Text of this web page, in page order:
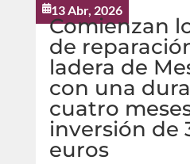
13 Abr, 2026
Comienzan
de
ladera de
con una
cuatro
inversión de
euros